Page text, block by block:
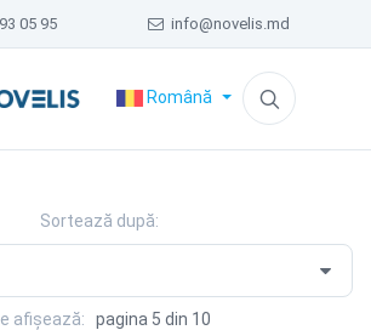
05 95 info@novelis.md
Română
Sortează după:
afișează: pagina 5 din 10